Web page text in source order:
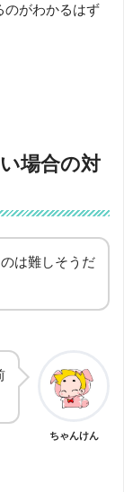
のがわかるはず
場合の対
は難しそうだ
ちゃんけん